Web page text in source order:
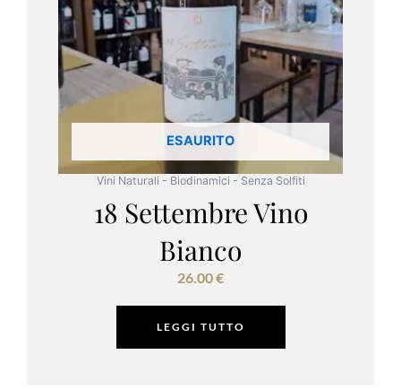
ESAURITO
Vini Naturali - Biodinamici - Senza Solfiti
18 Settembre Vino
Bianco
26.00€
LEGGI TUTTO